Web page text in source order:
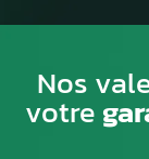
Nos
votre